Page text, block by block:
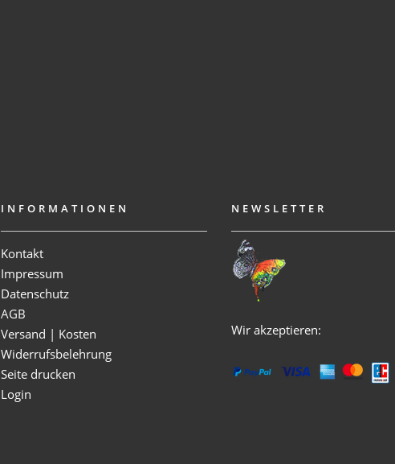
INFORMATIONEN
Kontakt
Impressum
Datenschutz
AGB
Versand | Kosten
Widerrufsbelehrung
Seite drucken
Login
NEWSLETTER
Wir akzeptieren: